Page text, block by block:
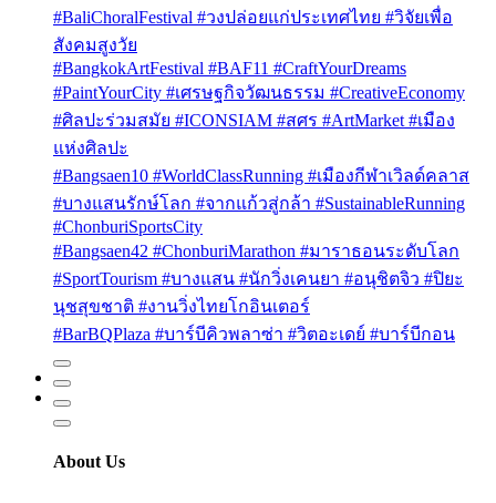
#BaliChoralFestival #วงปล่อยแก่ประเทศไทย #วิจัยเพื่อ
สังคมสูงวัย
#BangkokArtFestival #BAF11 #CraftYourDreams
#PaintYourCity #เศรษฐกิจวัฒนธรรม #CreativeEconomy
#ศิลปะร่วมสมัย #ICONSIAM #สศร #ArtMarket #เมือง
แห่งศิลปะ
#Bangsaen10 #WorldClassRunning #เมืองกีฬาเวิลด์คลาส
#บางแสนรักษ์โลก #จากแก้วสู่กล้า #SustainableRunning
#ChonburiSportsCity
#Bangsaen42 #ChonburiMarathon #มาราธอนระดับโลก
#SportTourism #บางแสน #นักวิ่งเคนยา #อนุชิตจิว #ปิยะ
นุชสุขชาติ #งานวิ่งไทยโกอินเตอร์
#BarBQPlaza #บาร์บีคิวพลาซ่า #วิตอะเดย์ #บาร์บีกอน
About Us